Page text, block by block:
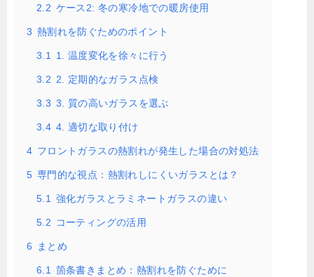
2.2 ケース2: 冬の寒冷地での暖房使用
3 熱割れを防ぐためのポイント
3.1 1. 温度変化を徐々に行う
3.2 2. 定期的なガラス点検
3.3 3. 質の高いガラスを選ぶ
3.4 4. 適切な取り付け
4 フロントガラスの熱割れが発生した場合の対処法
5 専門的な視点：熱割れしにくいガラスとは？
5.1 強化ガラスとラミネートガラスの違い
5.2 コーティングの活用
6 まとめ
6.1 箇条書きまとめ：熱割れを防ぐために